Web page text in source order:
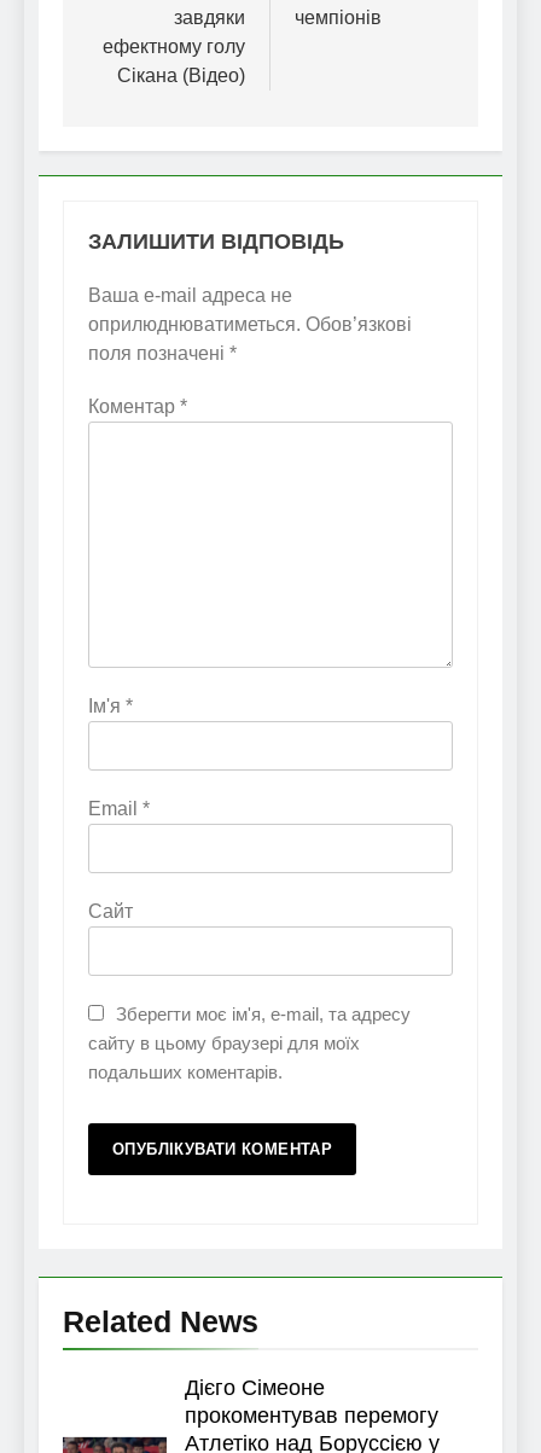
завдяки
ефектному голу
Сікана (Відео)
чемпіонів
ЗАЛИШИТИ ВІДПОВІДЬ
Ваша e-mail адреса не
оприлюднюватиметься. Обов’язкові
поля позначені *
Коментар *
Ім'я *
Email *
Сайт
Зберегти моє ім'я, e-mail, та адресу
сайту в цьому браузері для моїх
подальших коментарів.
Related News
Дієго Сімеоне
прокоментував перемогу
Атлетіко над Боруссією у